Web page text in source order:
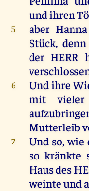
undihren
5 aber Hanna
Stück,denn
der HERR
6 Undihre
mit
vieler
Mutterleib
7 Und so,wie
so kränkte
Hausdes
weinteund